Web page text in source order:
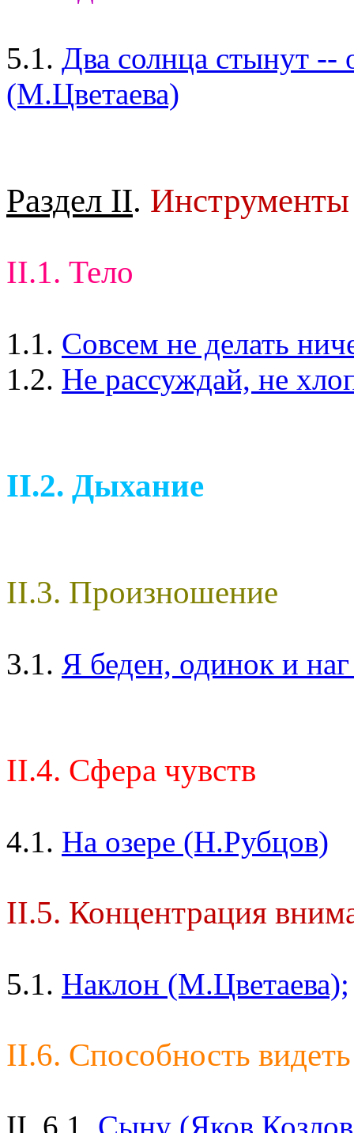
5.1. Два солнца стынут
(М.Цветаева)
Раздел II. Инструменты
II.1. Тело
1.1. Совсем не делать
1.2. Не рассуждай, не
II.2. Дыхание
II.3. Произношение
3.1. Я беден, одинок и
II.4. Сфера чувств
4.1. На озере (Н.Рубцов)
II.5. Концентрация
5.1. Наклон (М.Цветаева);
II.6. Способность